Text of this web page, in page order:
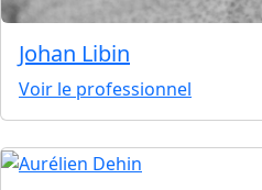
Johan Libin
Voir le professionnel